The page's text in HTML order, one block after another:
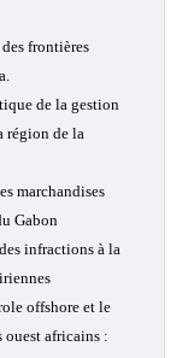
frontières
de la gestion
région de la
marchandises
Gabon
infractions à la
offshore et le
ouest africains :